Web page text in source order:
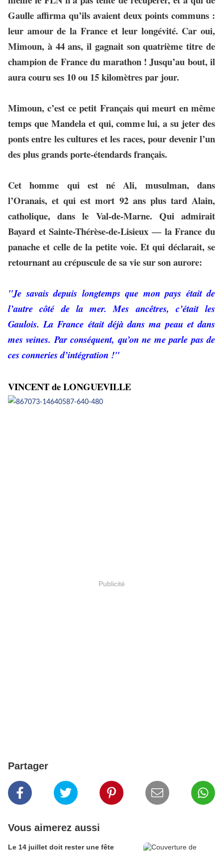
Gaulle affirma qu’ils avaient deux points communs :
leur amour de la France et leur longévité. Car oui,
Mimoun, à 44 ans, il gagnait son quatrième titre de
champion de France du marathon ! Jusqu’au bout, il
aura couru ses 10 ou 15 kilomètres par jour.
Mimoun, c’est ce petit Français qui meurt en même
temps que Mandela et qui, comme lui, a su jeter des
ponts entre les cultures et les races, pour devenir l’un
des plus grands porte-étendards français.
Cet homme qui est né Ali, musulman, dans
l’Oranais, et qui est mort 92 ans plus tard Alain,
catholique, dans le Val-de-Marne. Qui admirait
Bayard et Sainte-Thérèse-de-Lisieux ― la France du
panache et celle de la petite voie. Et qui déclarait, se
retournant au crépuscule de sa vie sur son aurore:
"Je savais depuis longtemps que mon pays était de
l’autre côté de la mer. Mes ancêtres, c’était les
Gaulois. La France était déjà dans ma peau et dans
mes veines. Par conséquent, qu’on ne me parle pas de
ces conneries d’intégration !"
VINCENT de LONGUEVILLE
Publicité
Partager
Vous aimerez aussi
Le 14 juillet doit rester une fête